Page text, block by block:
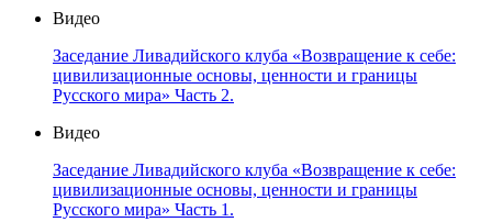
Видео
Заседание Ливадийского клуба «Возвращение к себе:
цивилизационные основы, ценности и границы
Русского мира» Часть 2.
Видео
Заседание Ливадийского клуба «Возвращение к себе:
цивилизационные основы, ценности и границы
Русского мира» Часть 1.